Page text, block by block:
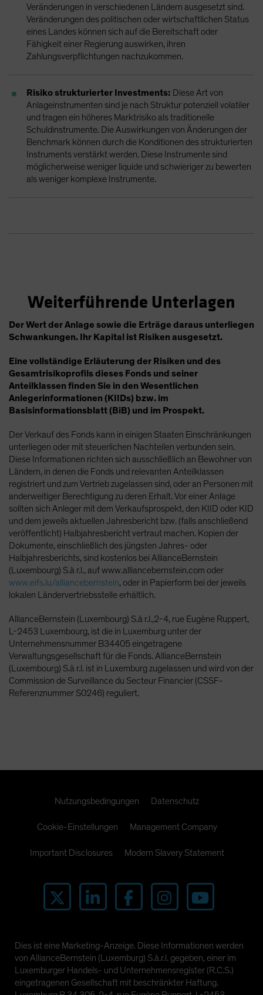
Veränderungen in verschiedenen Ländern ausgesetzt sind.
Veränderungen des politischen oder wirtschaftlichen Status
eines Landes können sich auf die Bereitschaft oder
Fähigkeit einer Regierung auswirken, ihren
Zahlungsverpflichtungen nachzukommen.
Risiko strukturierter Investments: Diese Art von
Anlageinstrumenten sind je nach Struktur potenziell volatiler
und tragen ein höheres Marktrisiko als traditionelle
Schuldinstrumente. Die Auswirkungen von Änderungen der
Benchmark können durch die Konditionen des strukturierten
Instruments verstärkt werden. Diese Instrumente sind
möglicherweise weniger liquide und schwieriger zu bewerten
als weniger komplexe Instrumente.
Weiterführende Unterlagen
Der Wert der Anlage sowie die Erträge daraus unterliegen
Schwankungen. Ihr Kapital ist Risiken ausgesetzt.
Eine vollständige Erläuterung der Risiken und des
Gesamtrisikoprofils dieses Fonds und seiner
Anteilklassen finden Sie in den Wesentlichen
Anlegerinformationen (KIIDs) bzw. im
Basisinformationsblatt (BiB) und im Prospekt.
Der Verkauf des Fonds kann in einigen Staaten Einschränkungen
unterliegen oder mit steuerlichen Nachteilen verbunden sein.
Diese Informationen richten sich ausschließlich an Bewohner von
Ländern, in denen die Fonds und relevanten Anteilklassen
registriert und zum Vertrieb zugelassen sind, oder an Personen mit
anderweitiger Berechtigung zu deren Erhalt. Vor einer Anlage
sollten sich Anleger mit dem Verkaufsprospekt, den KIID oder KID
und dem jeweils aktuellen Jahresbericht bzw. (falls anschließend
veröffentlicht) Halbjahresbericht vertraut machen. Kopien der
Dokumente, einschließlich des jüngsten Jahres- oder
Halbjahresberichts, sind kostenlos bei AllianceBernstein
(Luxembourg) S.à r.l., auf www.alliancebernstein.com oder
www.eifs.lu/alliancebernstein, oder in Papierform bei der jeweils
lokalen Ländervertriebsstelle erhältlich.
AllianceBernstein (Luxembourg) S.à r.l.,2-4, rue Eugène Ruppert,
L-2453 Luxembourg, ist die in Luxemburg unter der
Unternehmensnummer B34405 eingetragene
Verwaltungsgesellschaft für die Fonds. AllianceBernstein
(Luxembourg) S.à r.l. ist in Luxemburg zugelassen und wird von der
Commission de Surveillance du Secteur Financier (CSSF-
Referenznummer S0246) reguliert.
Nutzungsbedingungen Datenschutz
Cookie-Einstellungen Management Company
Important Disclosures Modern Slavery Statement
Dies ist eine Marketing-Anzeige. Diese Informationen werden
von AllianceBernstein (Luxemburg) S.à.r.l. gegeben, einer im
Luxemburger Handels- und Unternehmensregister (R.C.S.)
eingetragenen Gesellschaft mit beschränkter Haftung.